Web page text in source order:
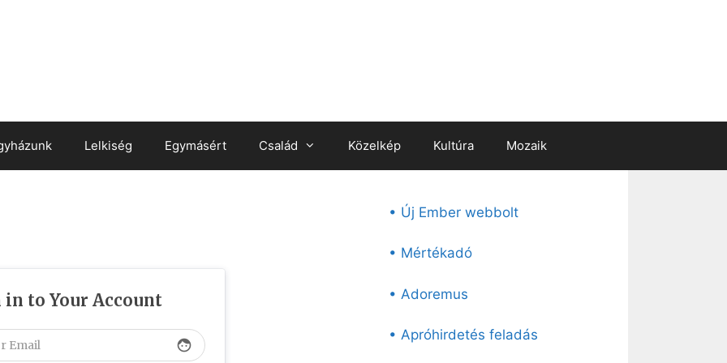
Lelkiség Egymásért Család Közelkép Kultúra Mozaik
in to Your Account
face
• Új Ember webbolt
• Mértékadó
• Adoremus
• Apróhirdetés feladás